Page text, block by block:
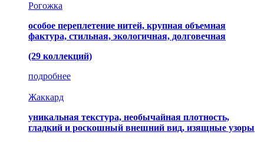
Рогожка
особое переплетение нитей, крупная объемная
фактура, стильная, экологичная, долговечная
(29 коллекций)
подробнее
Жаккард
уникальная текстура, необычайная плотность,
гладкий и роскошный внешний вид, изящные узоры